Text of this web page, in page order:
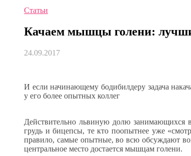
Статьи
Качаем мышцы голени:
24.09.2017
И если начинающему бодибилдеру задача
у его более опытных коллег
Действительно львиную долю занимающихся
грудь и бицепсы, те кто поопытнее уже
правило, самые опытные, во всю обсуждают
центральное место достается мышцам голени.